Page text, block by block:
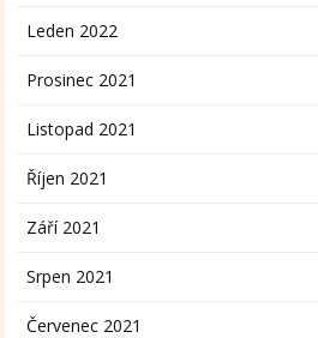
Leden 2022
Prosinec 2021
Listopad 2021
Říjen 2021
Září 2021
Srpen 2021
Červenec 2021